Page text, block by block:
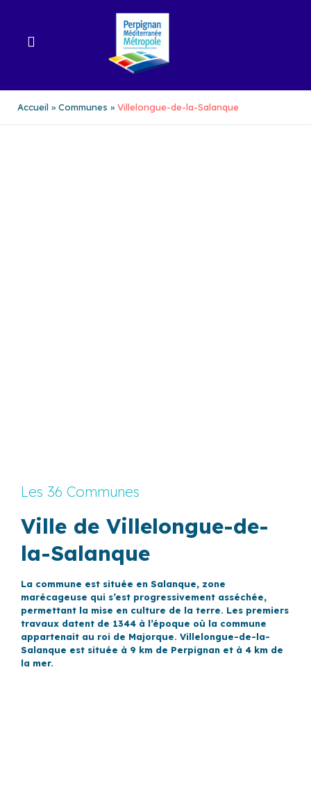
contenu
Accueil Communes Villelongue-de-la-Salanque
Les 36 Communes
Ville de Villelongue-de-
la-Salanque
La commune est située en Salanque, zone
marécageuse qui s’est progressivement asséchée,
permettant la mise en culture de la terre. Les premiers
travaux datent de 1344 à l’époque où la commune
appartenait au roi de Majorque. Villelongue-de-la-
Salanque est située à 9 km de Perpignan et à 4 km de
la mer.